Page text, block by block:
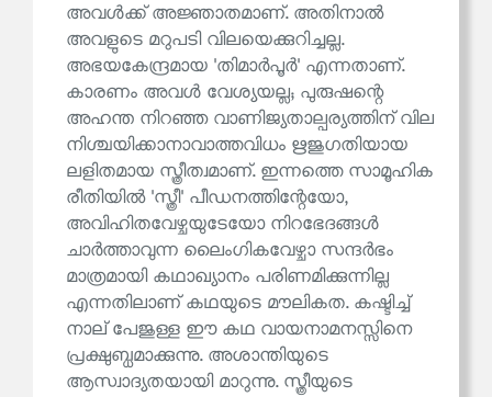
അവൾക്ക് അജ്ഞാതമാണ്. അതിനാൽ
അവളുടെ മറുപടി വിലയെക്കുറിച്ചല്ല.
അഭയകേന്ദ്രമായ 'തിമാർപൂർ' എന്നതാണ്.
കാരണം അവൾ വേശ്യയല്ല; പുരുഷന്റെ
അഹന്ത നിറഞ്ഞ വാണിജ്യതാല്പര്യത്തിന് വില
നിശ്ചയിക്കാനാവാത്തവിധം ഋജുഗതിയായ
ലളിതമായ സ്ത്രീത്വമാണ്. ഇന്നത്തെ സാമൂഹിക
രീതിയിൽ 'സ്ത്രീ' പീഡനത്തിന്റേയോ,
അവിഹിതവേഴ്ചയുടേയോ നിറഭേദങ്ങൾ
ചാർത്താവുന്ന ലൈംഗികവേഴ്ചാ സന്ദർഭം
മാത്രമായി കഥാഖ്യാനം പരിണമിക്കുന്നില്ല
എന്നതിലാണ് കഥയുടെ മൗലികത. കഷ്ടിച്ച്
നാല് പേജുള്ള ഈ കഥ വായനാമനസ്സിനെ
പ്രക്ഷുബ്ധമാക്കുന്നു. അശാന്തിയുടെ
ആസ്വാദ്യതയായി മാറുന്നു. സ്ത്രീയുടെ